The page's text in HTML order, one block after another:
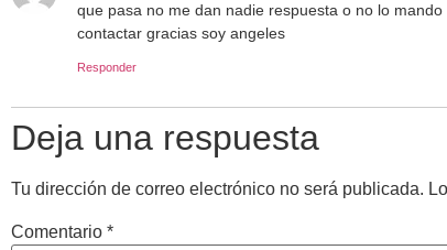
que pasa no me dan nadie respuesta o no lo
contactar gracias soy angeles
Responder
Deja una respuesta
Tu dirección de correo electrónico no será publicada.
Comentario *